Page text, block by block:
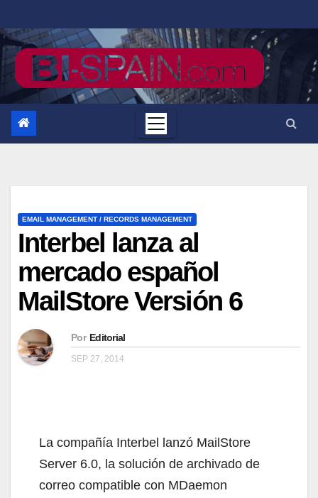
al
contenido
EMAIL MANAGEMENT / RECORDS MANAGEMENT
Interbel lanza al
mercado español
MailStore Versión 6
Por Editorial
SEP 27, 2014
La compañía Interbel lanzó MailStore
Server 6.0, la solución de archivado de
correo compatible con MDaemon